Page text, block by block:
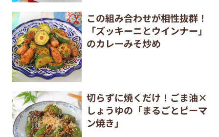
この組み合わせが相性抜群！
「ズッキーニとウインナー」
のカレーみそ炒め
切らずに焼くだけ！ごま油×
しょうゆの「まるごとピーマ
ン焼き」